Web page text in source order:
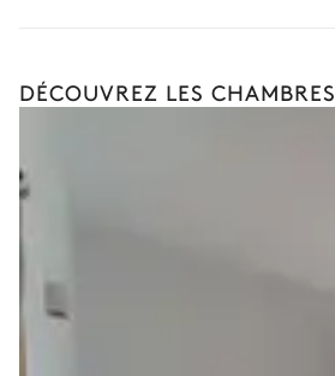
DÉCOUVREZ LES CHAMBRES